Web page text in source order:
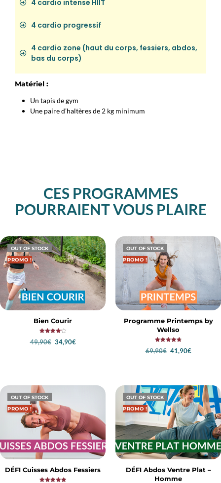
4 cardio intense HIIT
4 cardio progressif
4 cardio zone (haut du corps, fessiers, abdos,
bas du corps)
Matériel :
Un tapis de gym
Une paire d’haltères de 2 kg minimum
CES PROGRAMMES
POURRAIENT VOUS PLAIRE
OUT OF STOCK
PROMO !
Bien Courir
4.20
49,90€ 34,90€
OUT OF STOCK
PROMO !
Programme Printemps by
Wellso
4.76
69,90€ 41,90€
OUT OF STOCK
PROMO !
DÉFI Cuisses Abdos Fessiers
OUT OF STOCK
PROMO !
DÉFI Abdos Ventre Plat –
Homme